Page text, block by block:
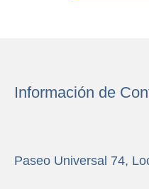
Información de
Paseo Universal 74,